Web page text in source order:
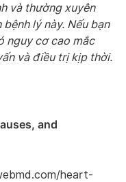
và thường xuyên
lý này. Nếu bạn
nguy cơ cao mắc
và điều trị kịp thời.
and
heart-